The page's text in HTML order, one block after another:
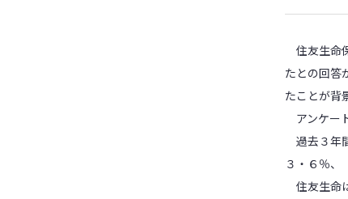
住友生命
たとの回答
たことが背
アンケー
過去３年
３・６％、
住友生命